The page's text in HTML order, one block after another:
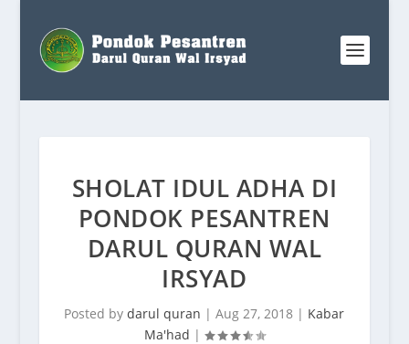
SHOLAT IDUL ADHA DI
PONDOK PESANTREN
DARUL QURAN WAL
IRSYAD
Posted bydarul quran |Aug 27, 2018 | Kabar
Ma'had |